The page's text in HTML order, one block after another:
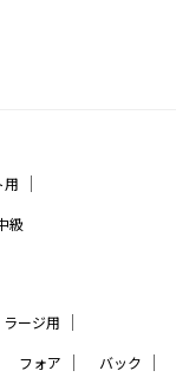
用 ｜
級
ラージ用 ｜
フォア ｜ バック ｜